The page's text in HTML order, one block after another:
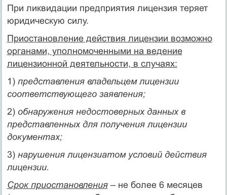
При ликвидации предприятия лицензия теряет
юридическую силу.
Приостановление действия лицензии возможно
органами, уполномоченными на ведение
лицензионной деятельности, в случаях:
1) представления владельцем лицензии
соответствующего заявления;
2) обнаружения недостоверных данных в
представленных для получения лицензии
документах;
3) нарушения лицензиатом условий действия
лицензии.
Срок приостановления– не более 6 месяцев